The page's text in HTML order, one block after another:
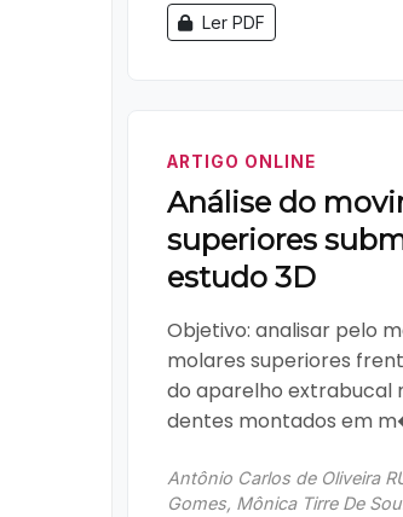
Ler PDF
ARTIGO ONLINE
Análise do
superiores
estudo 3D
Objetivo: analisar pelo
molares superiores
do aparelho extrabucal
dentes montados em
Antônio Carlos de Oliveira
Gomes, Mônica Tirre De